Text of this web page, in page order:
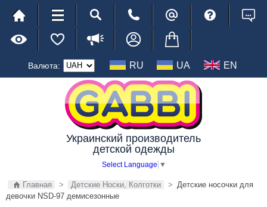
Валюта: RU UA EN
Украинский производитель
детской одежды
Select Language ▼
Главная > Детские Носки, Колготки > Детские носочки для
девочки NSD-97 демисезонные